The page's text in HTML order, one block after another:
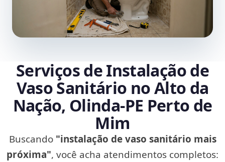
Serviços de Instalação de
Vaso Sanitário no Alto da
Nação, Olinda‑PE Perto de
Mim
Buscando "instalação de vaso sanitário mais
próxima", você acha atendimentos completos: